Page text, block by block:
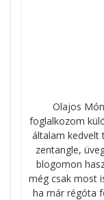
Olajos
foglalkozom
általam kedvelt
zentangle,
blogomon
még csak most
ha már régóta